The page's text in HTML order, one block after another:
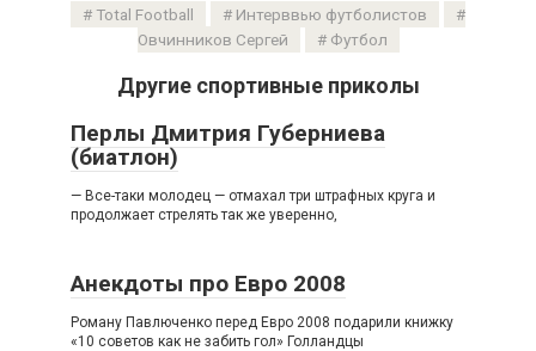
Total Football
Интерввью футболистов
Овчинников Сергей
Футбол
Другие спортивные приколы
Перлы Дмитрия Губерниева
(биатлон)
— Все-таки молодец — отмахал три штрафных круга и
продолжает стрелять так же уверенно,
Анекдоты про Евро 2008
Роману Павлюченко перед Евро 2008 подарили книжку
«10 советов как не забить гол» Голландцы